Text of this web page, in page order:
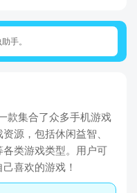
手。
款集合了众多手机游戏
源，包括休闲益智、
类游戏类型。用户可
喜欢的游戏！